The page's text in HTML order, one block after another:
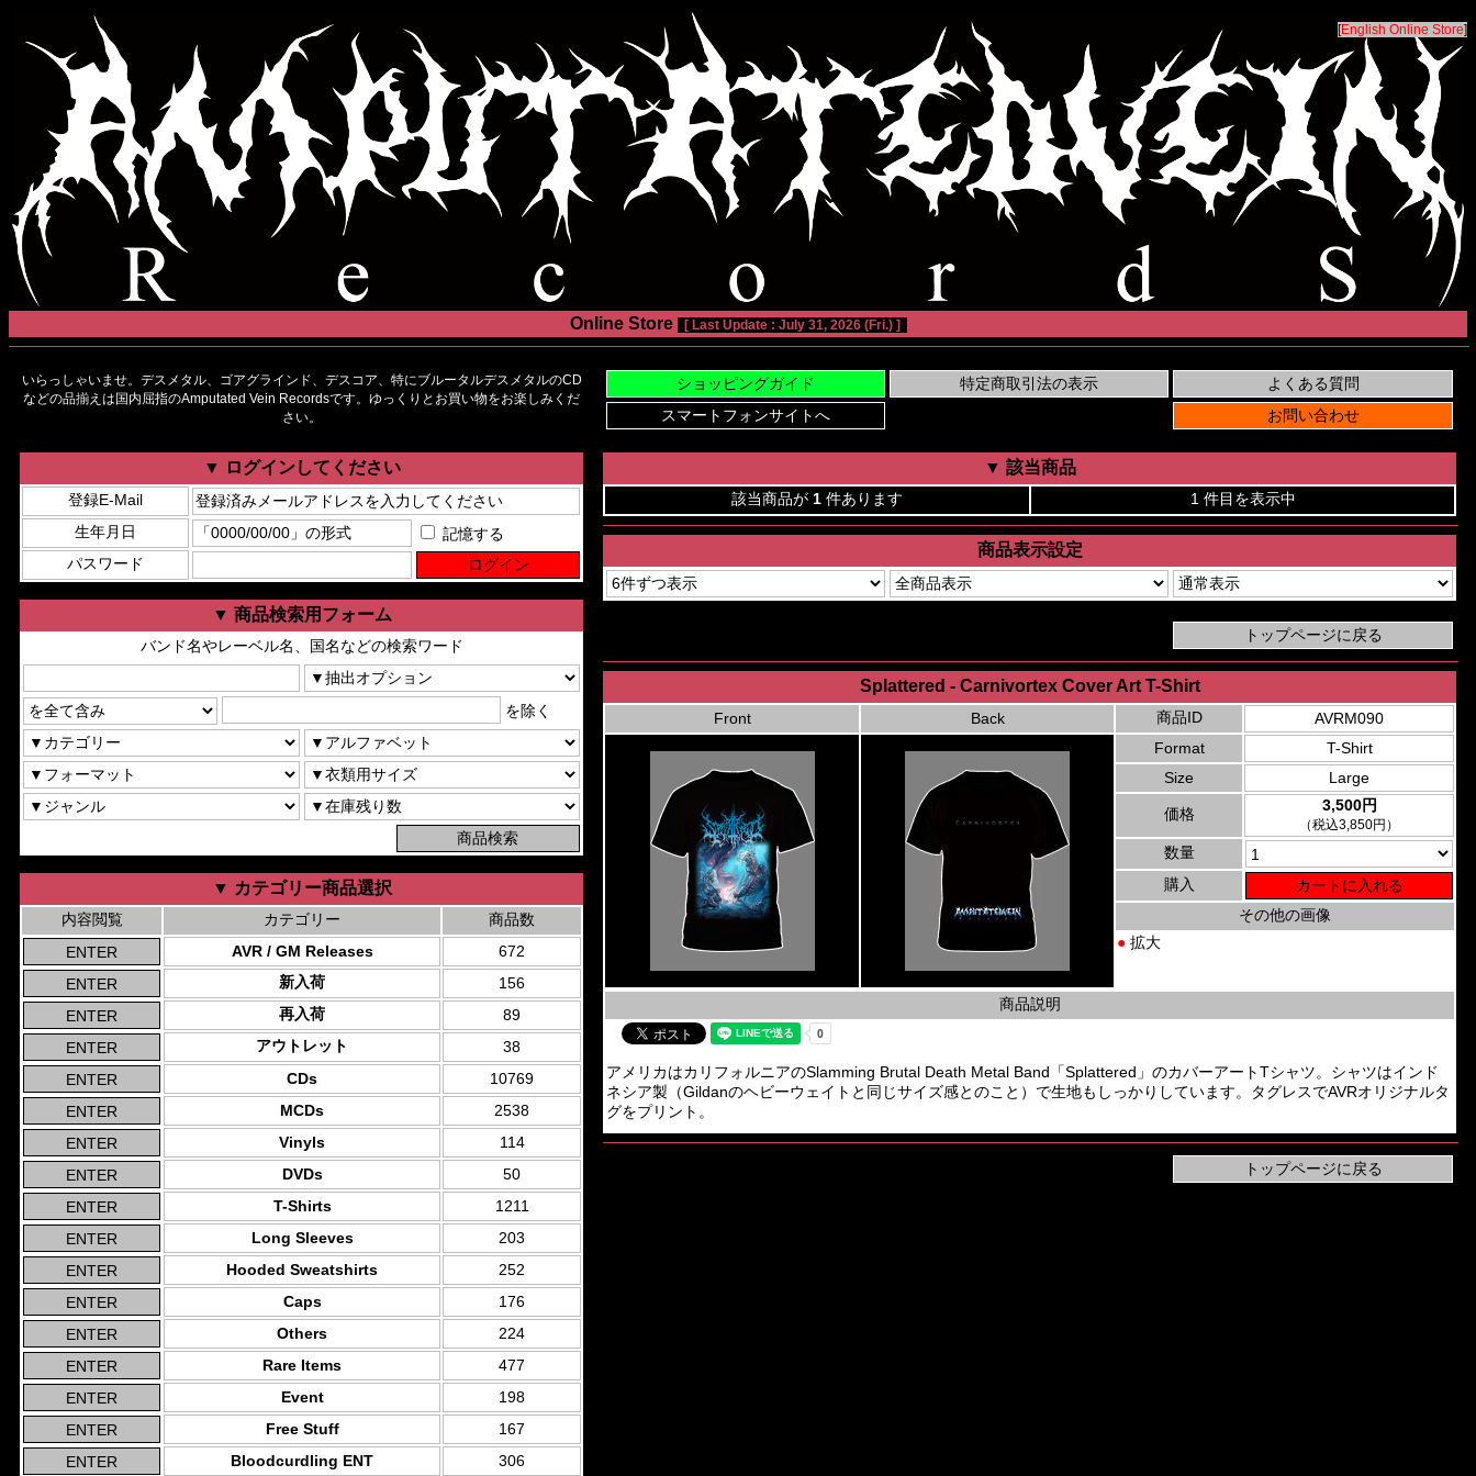
[English Online Store]
Online Store [ Last Update : July 31, 2026 (Fri.) ]
いらっしゃいませ。デスメタル、ゴアグラインド、デスコア、特にブルータルデスメタルのCD
などの品揃えは国内屈指のAmputated Vein Recordsです。ゆっくりとお買い物をお楽しみくだ
さい。
▼ ログインしてください
登録E-Mail
生年月日
記憶する
パスワード
▼ 商品検索用フォーム
バンド名やレーベル名、国名などの検索ワード
を除く
▼ カテゴリー商品選択
内容閲覧 カテゴリー
商品数
AVR / GM Releases
672
新入荷
156
再入荷
89
アウトレット
38
CDs
10769
MCDs
2538
Vinyls
114
DVDs
50
T-Shirts
1211
Long Sleeves
203
Hooded Sweatshirts
252
Caps
176
Others
224
Rare Items
477
Event
198
Free Stuff
167
Bloodcurdling ENT
306
▼ 該当商品
該当商品が 1 件あります 1 件目を表示中
商品表示設定
Splattered - Carnivortex Cover Art T-Shirt
Front Back 商品ID
AVRM090
Format
T-Shirt
Size
Large
価格 3,500円
（税込3,850円）
数量
購入
その他の画像
● 拡大
商品説明
アメリカはカリフォルニアのSlamming Brutal Death Metal Band「Splattered」のカバーアートTシャツ。シャツはインド
ネシア製（Gildanのヘビーウェイトと同じサイズ感とのこと）で生地もしっかりしています。タグレスでAVRオリジナルタ
グをプリント。